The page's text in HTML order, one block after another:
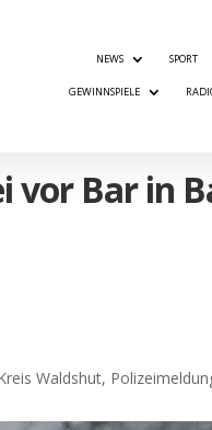
NEWS SPORT
GEWINNSPIELE
vor Bar in
Waldshut,